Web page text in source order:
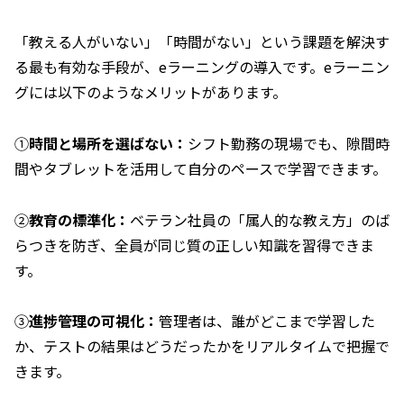
「教える人がいない」「時間がない」という課題を解決す
る最も有効な手段が、eラーニングの導入です。eラーニン
グには以下のようなメリットがあります。
①時間と場所を選ばない： シフト勤務の現場でも、隙間時
間やタブレットを活用して自分のペースで学習できます。
②教育の標準化： ベテラン社員の「属人的な教え方」のば
らつきを防ぎ、全員が同じ質の正しい知識を習得できま
す。
③進捗管理の可視化： 管理者は、誰がどこまで学習した
か、テストの結果はどうだったかをリアルタイムで把握で
きます。